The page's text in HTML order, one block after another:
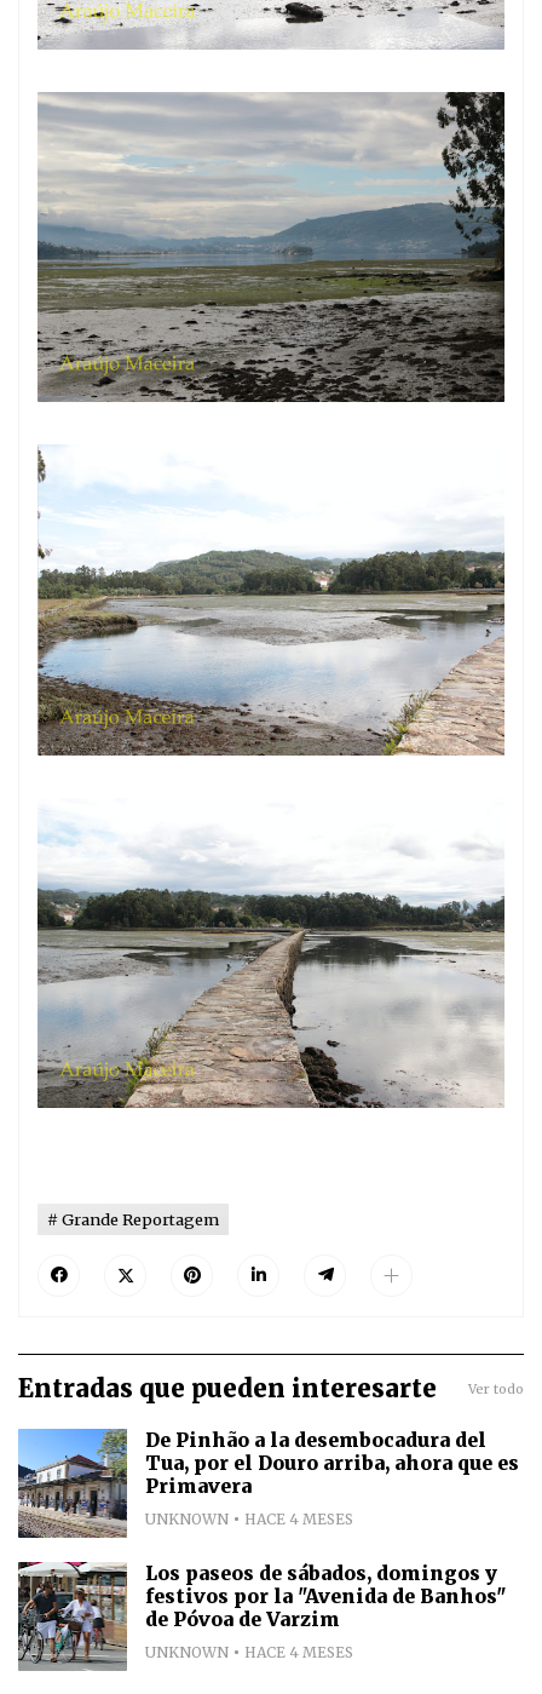
Grande Reportagem
Entradas que pueden interesarte Ver todo
De Pinhão a la desembocadura del
Tua, por el Douro arriba, ahora que es
Primavera
UNKNOWN HACE 4 MESES
Los paseos de sábados, domingos y
festivos por la "Avenida de Banhos"
de Póvoa de Varzim
UNKNOWN HACE 4 MESES